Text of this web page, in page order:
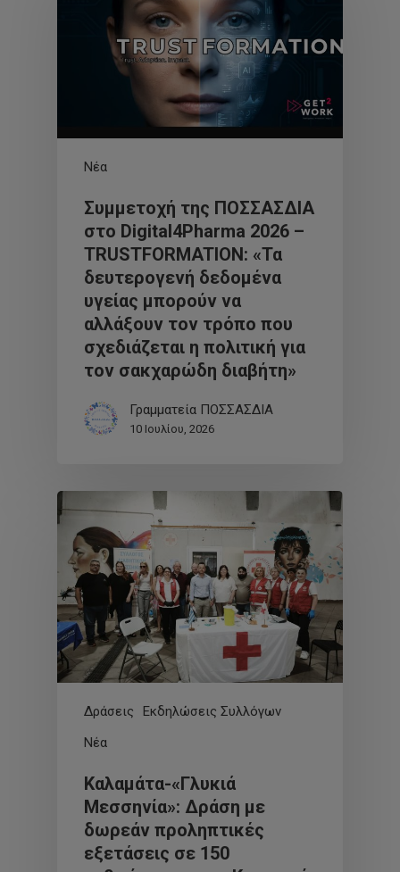
Νέα
Συμμετοχή της ΠΟΣΣΑΣΔΙΑ
στο Digital4Pharma 2026 –
TRUSTFORMATION: «Τα
δευτερογενή δεδομένα
υγείας μπορούν να
αλλάξουν τον τρόπο που
σχεδιάζεται η πολιτική για
τον σακχαρώδη διαβήτη»
Γραμματεία ΠΟΣΣΑΣΔΙΑ
10 Ιουλίου, 2026
Δράσεις
Εκδηλώσεις Συλλόγων
Νέα
Καλαμάτα-«Γλυκιά
Μεσσηνία»: Δράση με
δωρεάν προληπτικές
εξετάσεις σε 150